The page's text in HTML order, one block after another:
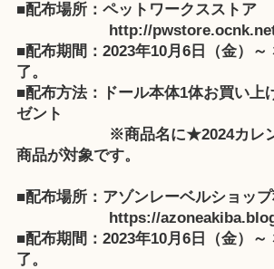
■配布場所：ペットワークスストア
http://
■配布期間：2023年10月6日（金）
了。
■配布方法：ドール本体1体お買い上
ゼント
※商品名に★2024カレンダ
商品が対象です。
■配布場所：アゾンレーベルショッ
https://
■配布期間：2023年10月6日（金）
了。